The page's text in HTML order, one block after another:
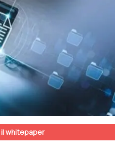
il whitepaper